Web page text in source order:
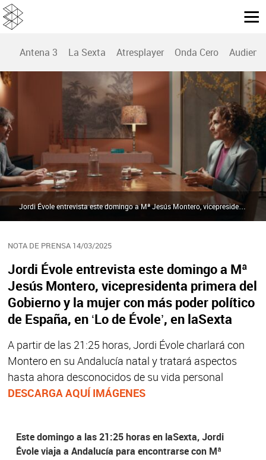
Antena 3 La Sexta Atresplayer Onda Cero
NOTA DE PRENSA 14/03/2025
Jordi Évole entrevista este domingo a Mª
Jesús Montero, vicepresidenta primera del
Gobierno y la mujer con más poder político
de España, en ‘Lo de Évole’, en laSexta
A partir de las 21:25 horas, Jordi Évole charlará con
Montero en su Andalucía natal y tratará aspectos
hasta ahora desconocidos de su vida personal
DESCARGA AQUÍ IMÁGENES
Jordi Évole entrevista este domingo a Mª Jesús Montero, vicepresidenta primera del Gobierno y la mujer con más poder político de España, en ‘Lo de Évole’, en laSexta | Atresmedia
Este domingo a las 21:25 horas en laSexta, Jordi
Évole viaja a Andalucía para encontrarse con Mª